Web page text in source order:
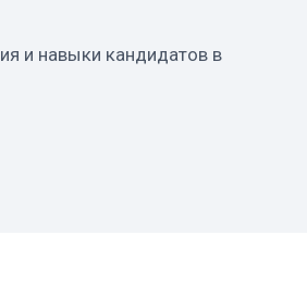
и навыки кандидатов в